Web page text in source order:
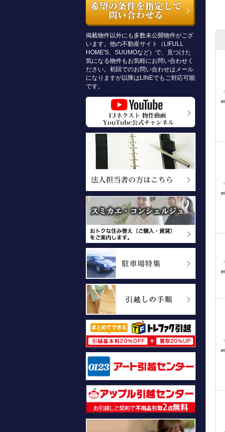
掲載物件以外にも多数未公開物件がござ
います。他の不動産サイト（LIFULL
HOME'S、SUUMOなど）で、見つけた
気になる物件もお気軽にお問い合わせく
ださい。初回でのお問い合わせはメール
になりますが以降はLINEでもご対応可能
です。